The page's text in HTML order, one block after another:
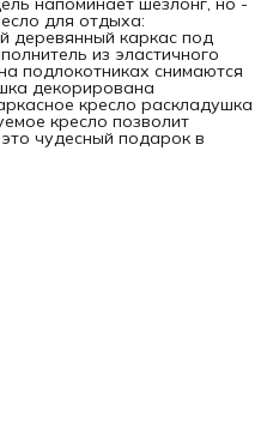
для отдыха:
деревянный каркас под
из эластичного
подлокотниках снимаются
декорирована
кресло раскладушка
кресло позволит
чудесный подарок в